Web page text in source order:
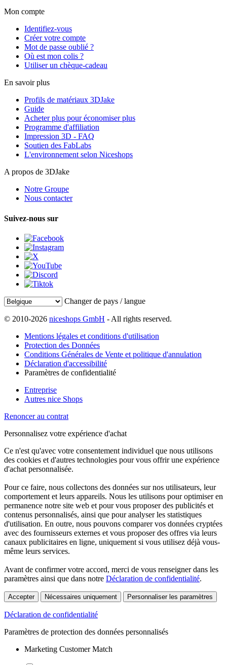
Mon compte
Identifiez-vous
Créer votre compte
Mot de passe oublié ?
Où est mon colis ?
Utiliser un chèque-cadeau
En savoir plus
Profils de matériaux 3DJake
Guide
Acheter plus pour économiser plus
Programme d'affiliation
Impression 3D - FAQ
Soutien des FabLabs
L'environnement selon Niceshops
A propos de 3DJake
Notre Groupe
Nous contacter
Suivez-nous sur
Changer de pays / langue
© 2010-2026 niceshops GmbH - All rights reserved.
Mentions légales et conditions d'utilisation
Protection des Données
Conditions Générales de Vente et politique d'annulation
Déclaration d'accessibilité
Paramètres de confidentialité
Entreprise
Autres nice Shops
Renoncer au contrat
Personnalisez votre expérience d'achat
Ce n'est qu'avec votre consentement individuel que nous utilisons
des cookies et d'autres technologies pour vous offrir une expérience
d'achat personnalisée.
Pour ce faire, nous collectons des données sur nos utilisateurs, leur
comportement et leurs appareils. Nous les utilisons pour optimiser en
permanence notre site web et pour vous proposer des publicités et
contenus personnalisés, ainsi que pour analyser les statistiques
d'utilisation. En outre, nous pouvons comparer vos données cryptées
avec des fournisseurs externes et vous proposer des offres via leurs
canaux publicitaires en ligne, uniquement si vous utilisez déjà vous-
même leurs services.
Avant de confirmer votre accord, merci de vous renseigner dans les
paramètres ainsi que dans notre Déclaration de confidentialité.
Accepter Nécessaires uniquement Personnaliser les paramètres
Déclaration de confidentialité
Paramètres de protection des données personnalisés
Marketing Customer Match